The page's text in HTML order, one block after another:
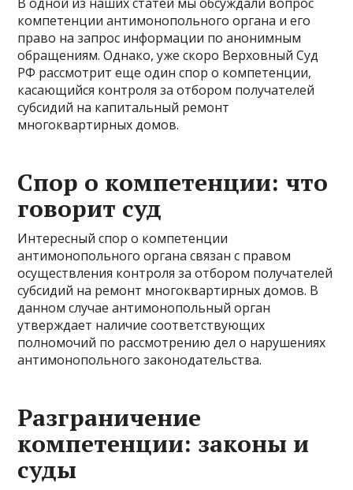
компетенции антимонопольного органа и его
право на запрос информации по анонимным
обращениям. Однако, уже скоро Верховный Суд
РФ рассмотрит еще один спор о компетенции,
касающийся контроля за отбором получателей
субсидий на капитальный ремонт
многоквартирных домов.
Спор о компетенции: что
говорит суд
Интересный спор о компетенции
антимонопольного органа связан с правом
осуществления контроля за отбором получателей
субсидий на ремонт многоквартирных домов. В
данном случае антимонопольный орган
утверждает наличие соответствующих
полномочий по рассмотрению дел о нарушениях
антимонопольного законодательства.
Разграничение
компетенции: законы и
суды